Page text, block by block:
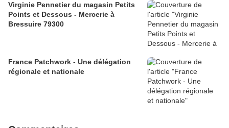
Virginie Pennetier du magasin Petits
Points et Dessous - Mercerie à
Bressuire 79300
France Patchwork - Une délégation
régionale et nationale